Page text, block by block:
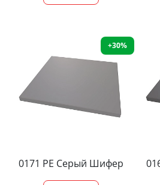
+30%
0171 PE Серый Шифер